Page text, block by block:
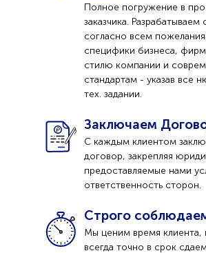
Полное погружение в
заказчика. Разрабатываем
согласно всем
специфики бизнеса,
стилю компании и
стандартам - указав все
тех. задании.
Заключаем
С каждым клиентом
договор, закрепляя
предоставляемые нами
ответственность сторон.
Строго
Мы ценим время клиента,
всегда точно в срок